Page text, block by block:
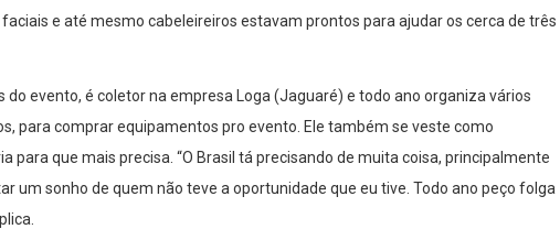
e até mesmo cabeleireiros estavam prontos para ajudar os cerca de três
do evento, é coletor na empresa Loga (Jaguaré) e todo ano organiza vários
para comprar equipamentos pro evento. Ele também se veste como
para que mais precisa. “O Brasil tá precisando de muita coisa, principalmente
um sonho de quem não teve a oportunidade que eu tive. Todo ano peço folga